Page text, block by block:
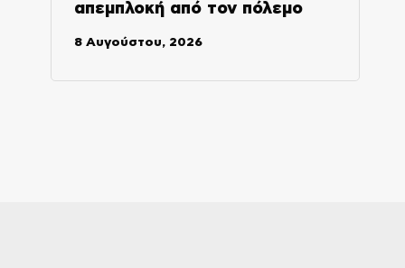
απεμπλοκή από τον πόλεμο
8 Αυγούστου, 2026